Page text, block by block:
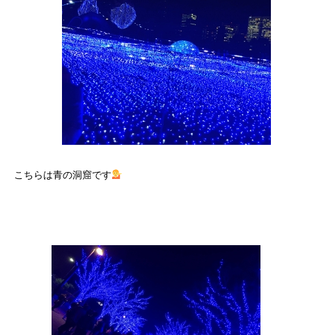
こちらは青の洞窟です